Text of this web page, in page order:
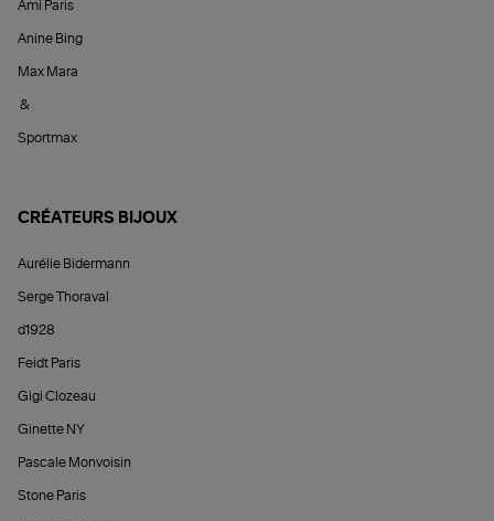
Ami Paris
Anine Bing
Max Mara
&
Sportmax
CRÉATEURS BIJOUX
Aurélie Bidermann
Serge Thoraval
d1928
Feidt Paris
Gigi Clozeau
Ginette NY
Pascale Monvoisin
Stone Paris